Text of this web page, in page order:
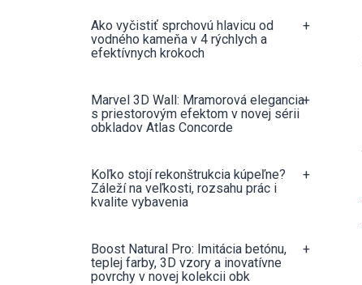
Ako vyčistiť sprchovú hlavicu od
vodného kameňa v 4 rýchlych a
efektívnych krokoch
+
Marvel 3D Wall: Mramorová elegancia
s priestorovým efektom v novej sérii
obkladov Atlas Concorde
+
Koľko stojí rekonštrukcia kúpeľne?
Záleží na veľkosti, rozsahu prác i
kvalite vybavenia
+
Boost Natural Pro: Imitácia betónu,
teplej farby, 3D vzory a inovatívne
povrchy v novej kolekcii obk
+